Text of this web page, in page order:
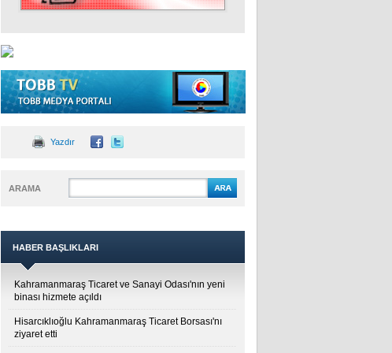
Yazdır
ARAMA
HABER BAŞLIKLARI
Kahramanmaraş Ticaret ve Sanayi Odası'nın yeni
binası hizmete açıldı
Hisarcıklıoğlu Kahramanmaraş Ticaret Borsası'nı
ziyaret etti